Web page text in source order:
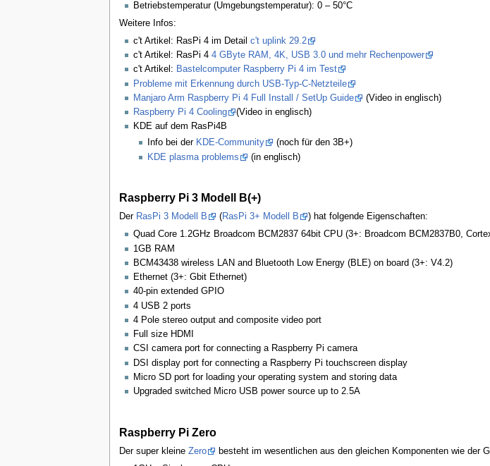
Betriebstemperatur (Umgebungstemperatur): 0 – 50°C
Weitere Infos:
c't Artikel: RasPi 4 im Detail c't uplink 29.2
c't Artikel: RasPi 4 4 GByte RAM, 4K, USB 3.0 und mehr Rechenpower
c't Artikel: Bastelcomputer Raspberry Pi 4 im Test
Probleme mit Erkennung durch USB-Typ-C-Netzteile
Manjaro Arm Raspberry Pi 4 Full Install / SetUp Guide
(Video in englisch)
Raspberry Pi 4 Cooling
(Video in englisch)
KDE auf dem RasPi4B
Info bei der KDE-Community
(noch für den 3B+)
KDE plasma problems
(in englisch)
Raspberry Pi 3 Modell B(+)
Der RasPi 3 Modell B (RasPi 3+ Modell B
) hat folgende Eigenschaften:
Quad Core 1.2GHz Broadcom BCM2837 64bit CPU (3+: Broadcom BCM2837B0,
1GB RAM
BCM43438 wireless LAN and Bluetooth Low Energy (BLE) on board (3+: V4.2)
Ethernet (3+: Gbit Ethernet)
40-pin extended GPIO
4 USB 2 ports
4 Pole stereo output and composite video port
Full size HDMI
CSI camera port for connecting a Raspberry Pi camera
DSI display port for connecting a Raspberry Pi touchscreen display
Micro SD port for loading your operating system and storing data
Upgraded switched Micro USB power source up to 2.5A
Raspberry Pi Zero
Der super kleine Zero
besteht im wesentlichen aus den gleichen Komponenten wie der